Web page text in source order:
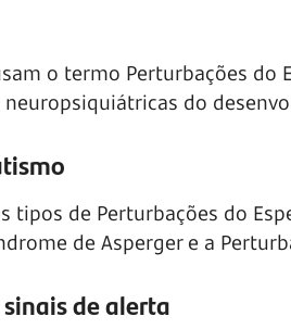
o termo Perturbações do
do
tipos de Perturbações do
de Asperger e a
de alerta